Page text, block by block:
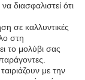
διασφαλιστεί ότι
σε καλλυντικές
στη
το μολύβι σας
με την